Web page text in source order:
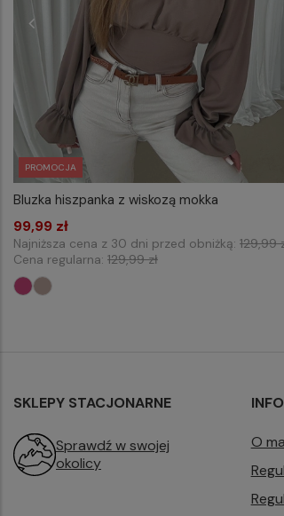
PROMOCJA
WYBIERZ ROZMIAR DO KOSZYKA
Bluzka hiszpanka z wiskozą mokka
99,99 zł
Najniższa cena z 30 dni przed obniżką: 129,99
Cena regularna: 129,99 zł
SKLEPY STACJONARNE
Sprawdź w swojej
okolicy
O